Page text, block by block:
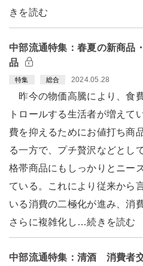
きを読む
中部流通特集：春夏の新商品
品
特集 総合 2024.05.28
昨今の物価高騰により、食
トロールする生活者が増えて
費を抑えるためにお値打ち商
る一方で、プチ贅沢などとし
格帯商品にもしっかりとニー
ている。これにより従来から
いる消費の二極化が進み、消
さらに複雑化し…続きを読む
中部流通特集：清酒 消費者